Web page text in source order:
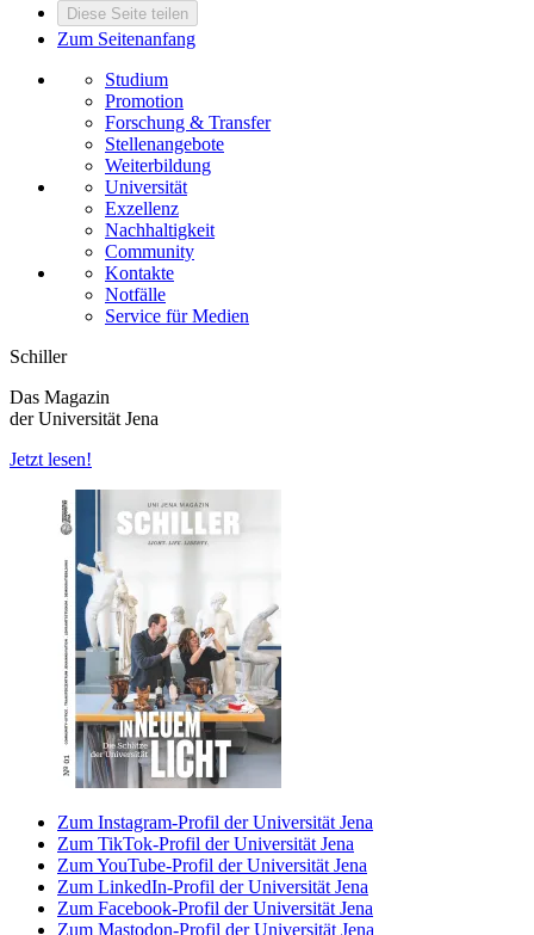
Diese Seite teilen
Zum Seitenanfang
Studium
Promotion
Forschung & Transfer
Stellenangebote
Weiterbildung
Universität
Exzellenz
Nachhaltigkeit
Community
Kontakte
Notfälle
Service für Medien
Schiller
Das Magazin
der Universität Jena
Jetzt lesen!
Zum Instagram-Profil der Universität Jena
Zum TikTok-Profil der Universität Jena
Zum YouTube-Profil der Universität Jena
Zum LinkedIn-Profil der Universität Jena
Zum Facebook-Profil der Universität Jena
Zum Mastodon-Profil der Universität Jena